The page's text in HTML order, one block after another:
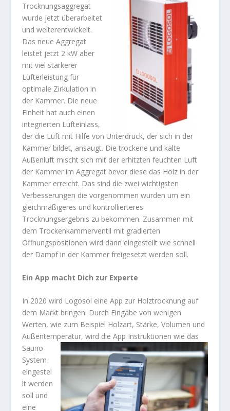
Trocknungsaggregat
wurde jetzt überarbeitet
und weiterentwickelt.
Das neue Aggregat
leistet jetzt 2 kW aber
mit viel stärkerer
Lüfterleistung für
optimale Zirkulation in
der Kammer. Die neue
Einheit hat auch einen
integrierten Lufteinlass,
der die Luft mit Hilfe von Unterdruck, der sich in der
Kammer bildet, ansaugt. Die trockene und kalte
Außenluft mischt sich mit der erhitzten feuchten Luft
der Kammer im Aggregat bevor diese das Holz in der
Kammer erreicht. Das sind die zwei wichtigsten
Verbesserungen die vorgenommen wurden um ein
gleichmäßigeres und kontrollierteres
Trocknungsergebnis zu bekommen. Zusammen mit
dem Trockenkammerventil mit gradierten
Öffnungspositionen wird dann eingestellt wie schnell
der Dampf in der Kammer freigesetzt werden soll.
Ein App macht Dich zur Experte
In 2020 wird Logosol eine App zur Holztrocknung auf
dem Markt bringen. Durch Eingabe von wenigen
Werten, wie zum Beispiel Holzart, Stärke, Volumen und
Außentemperatur, wird die App Instruktionen wie das
Sauno-
System
eingestel
lt werden
soll und
eine